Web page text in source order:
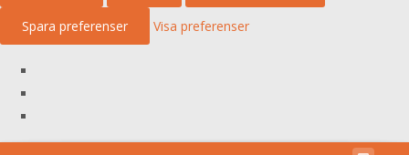
Spara preferenser Visa preferenser